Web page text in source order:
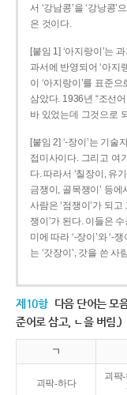
서 ‘강남콩’을 ‘강낭콩
은 것이다.
[붙임 1] ‘아지랑이’는
과서에 반영되어 ‘아지
이 ‘아지랑이’를 표준
삼았다. 1936년 “조선
바 있었는데 그것으로
[붙임 2] ‘-장이’는 기술
접미사이다. 그리고 여
다. 따라서 ‘칠장이, 유
금쟁이, 골목쟁이’ 등에
사람은 ‘점쟁이’가 되
쟁이’가 된다. 이들은
미에 따라 ‘-장이’와 ‘-
는 ‘갓장이’, 갓을 쓴 사
제10항 다음 단어는 모
준어로 삼고, ㄴ을 버림.)
ㄱ
괴팍-하다
괴퍅